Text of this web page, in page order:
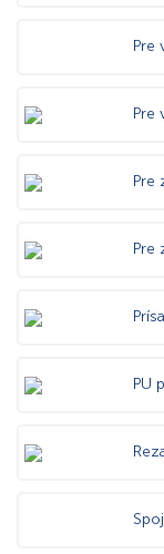
Pre
Pre
Pre
Pre
PU